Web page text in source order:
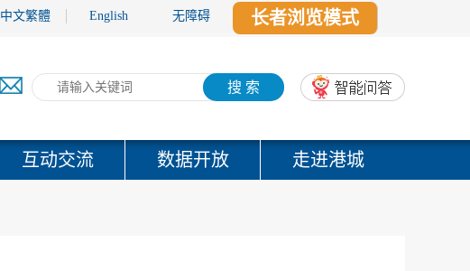
中文繁體 English 无障碍 长者浏览模式
搜 索
互动交流 数据开放 走进港城